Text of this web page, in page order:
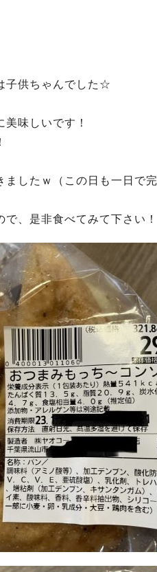
子供ちゃんでした☆
味しいです！
したｗ（この日も一日で完
、是非食べてみて下さい！